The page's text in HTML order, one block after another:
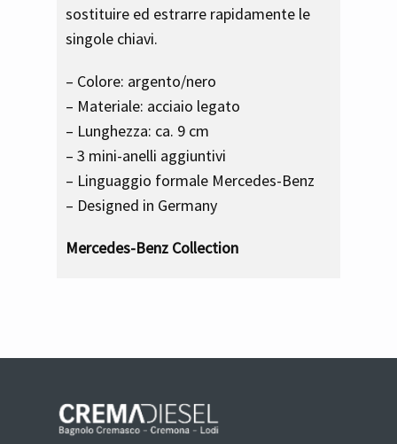
sostituire ed estrarre rapidamente le
singole chiavi.
– Colore: argento/nero
– Materiale: acciaio legato
– Lunghezza: ca. 9 cm
– 3 mini-anelli aggiuntivi
– Linguaggio formale Mercedes-Benz
– Designed in Germany
Mercedes-Benz Collection